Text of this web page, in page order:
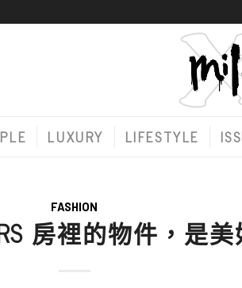
LUXURY LIFESTYLE
FASHION
房裡的物件，是